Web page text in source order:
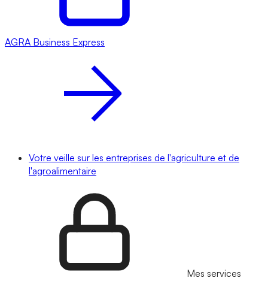
AGRA Business Express
Votre veille sur les entreprises de l'agriculture et de
l'agroalimentaire
Mes services